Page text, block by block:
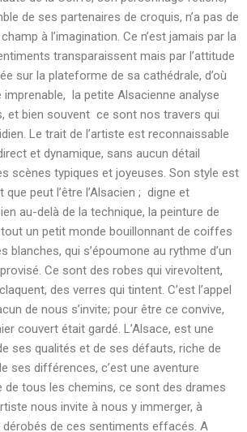
de ses partenaires de croquis, n’a pas de
à l’imagination. Ce n’est jamais par la
transparaissent mais par l’attitude
sur la plateforme de sa cathédrale, d’où
imprenable, la petite Alsacienne analyse
et bien souvent ce sont nos travers qui
Le trait de l’artiste est reconnaissable
et dynamique, sans aucun détail
scènes typiques et joyeuses. Son style est
peut l’être l’Alsacien ; digne et
au-delà de la technique, la peinture de
tout un petit monde bouillonnant de coiffes
blanches, qui s’époumone au rythme d’un
Ce sont des robes qui virevoltent,
des verres qui tintent. C’est l’appel
de nous s’invite; pour être ce convive,
couvert était gardé. L’Alsace, est une
ses qualités et de ses défauts, riche de
ses différences, c’est une aventure
de tous les chemins, ce sont des drames
nous invite à nous y immerger, à
de ces sentiments effacés. A